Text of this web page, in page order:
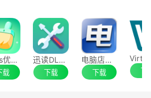
他已知问题
大师 2.0.3.54
分页面的操作引导和内容
Wins优化清理大师
载
迅读DLL修复工具
下载
电脑店U盘启动盘制作工具
下载 下